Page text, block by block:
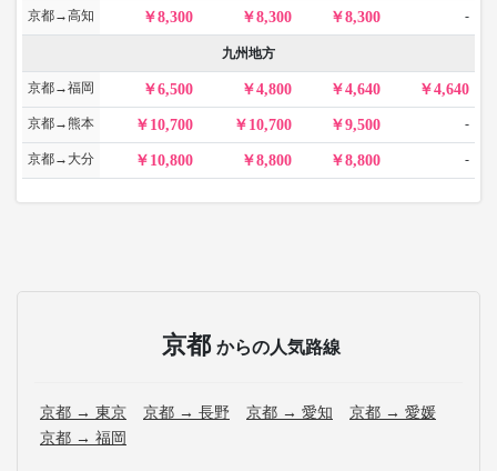
京都→高知 8,300 8,300 8,300 -
九州地方
京都→福岡 6,500 4,800 4,640 4,640
京都→熊本 10,700 10,700 9,500 -
京都→大分 10,800 8,800 8,800 -
京都 からの人気路線
京都 → 東京 京都 → 長野 京都 → 愛知
京都 → 愛媛
京都 → 福岡